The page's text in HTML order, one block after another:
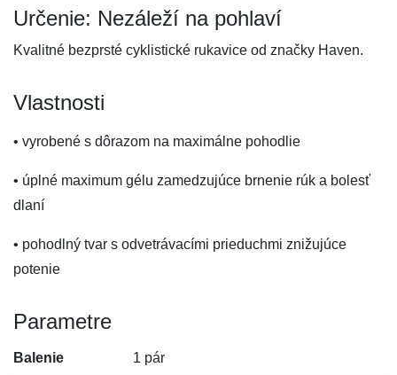
Určenie: Nezáleží na pohlaví
Kvalitné bezprsté cyklistické rukavice od značky Haven.
Vlastnosti
• vyrobené s dôrazom na maximálne pohodlie
• úplné maximum gélu zamedzujúce brnenie rúk a bolesť
dlaní
• pohodlný tvar s odvetrávacími prieduchmi znižujúce
potenie
Parametre
Balenie 1 pár